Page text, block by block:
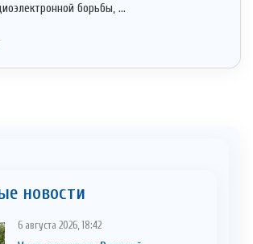
борьбы, ...
новости
6 августа 2026, 18:42